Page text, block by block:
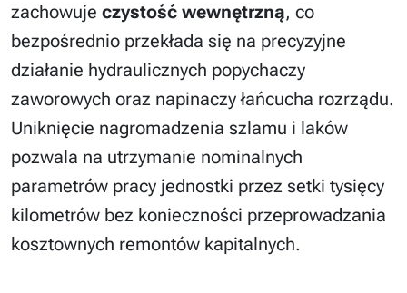
zachowuje czystość wewnętrzną, co
bezpośrednio przekłada się na precyzyjne
działanie hydraulicznych popychaczy
zaworowych oraz napinaczy łańcucha rozrządu.
Uniknięcie nagromadzenia szlamu i laków
pozwala na utrzymanie nominalnych
parametrów pracy jednostki przez setki tysięcy
kilometrów bez konieczności przeprowadzania
kosztownych remontów kapitalnych.